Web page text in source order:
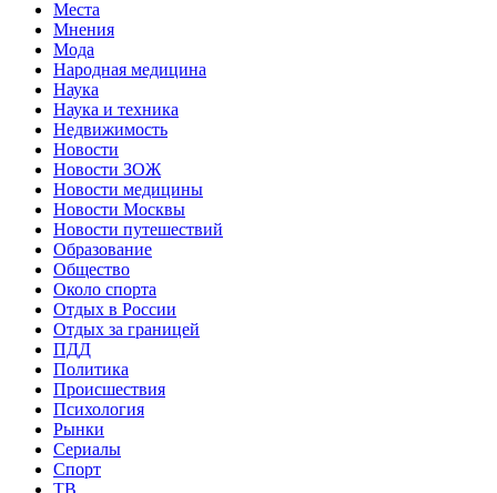
Места
Мнения
Мода
Народная медицина
Наука
Наука и техника
Недвижимость
Новости
Новости ЗОЖ
Новости медицины
Новости Москвы
Новости путешествий
Образование
Общество
Около спорта
Отдых в России
Отдых за границей
ПДД
Политика
Происшествия
Психология
Рынки
Сериалы
Спорт
ТВ